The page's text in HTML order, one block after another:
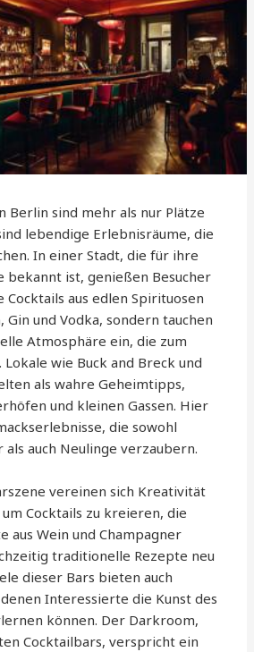
Berlin sind mehr als nur Plätze
lebendige Erlebnisräume, die
In einer Stadt, die für ihre
bekannt ist, genießen Besucher
Cocktails aus edlen Spirituosen
Gin und Vodka, sondern tauchen
Atmosphäre ein, die zum
wie Buck and Breck und
als wahre Geheimtipps,
und kleinen Gassen. Hier
die sowohl
auch Neulinge verzaubern.
vereinen sich Kreativität
Cocktails zu kreieren, die
aus Wein und Champagner
traditionelle Rezepte neu
dieser Bars bieten auch
Interessierte die Kunst des
können. Der Darkroom,
Cocktailbars, verspricht ein